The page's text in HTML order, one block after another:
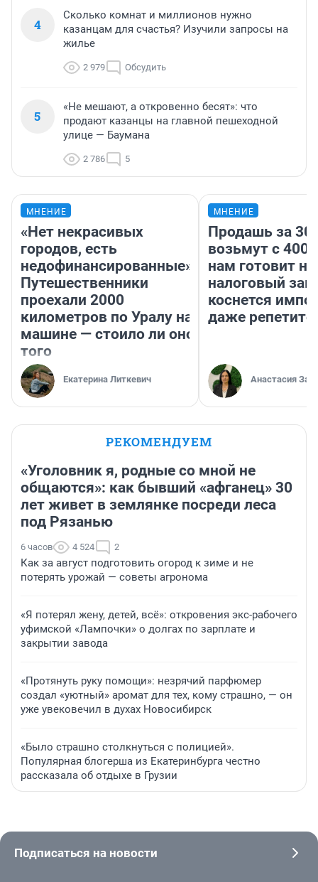
4
Сколько комнат и миллионов нужно
казанцам для счастья? Изучили запросы на
жилье
2 979 Обсудить
5
«Не мешают, а откровенно бесят»: что
продают казанцы на главной пешеходной
улице — Баумана
2 786 5
МНЕНИЕ
«Нет некрасивых
городов, есть
недофинансированные».
Путешественники
проехали 2000
километров по Уралу на
машине — стоило ли оно
того
Екатерина Литкевич
МНЕНИЕ
Продашь за
возьмут с
нам готовит
налоговый
коснется
даже
Анастасия
РЕКОМЕНДУЕМ
«Уголовник я, родные со мной не
общаются»: как бывший «афганец» 30
лет живет в землянке посреди леса
под Рязанью
6 часов 4 524 2
Как за август подготовить огород к зиме и не
потерять урожай — советы агронома
«Я потерял жену, детей, всё»: откровения экс-рабочего
уфимской «Лампочки» о долгах по зарплате и
закрытии завода
«Протянуть руку помощи»: незрячий парфюмер
создал «уютный» аромат для тех, кому страшно, — он
уже увековечил в духах Новосибирск
«Было страшно столкнуться с полицией».
Популярная блогерша из Екатеринбурга честно
рассказала об отдыхе в Грузии
Подписаться на новости